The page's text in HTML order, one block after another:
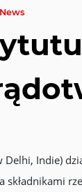
News
Indie)